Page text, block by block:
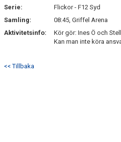
DOKUMENT
VÅRA LAG
Serie:
Flickor - F12 Syd
Samling:
08:45, Griffel Arena
Aktivitetsinfo:
Kör gör: Ines Ö och
Kan man inte köra
<< Tillbaka